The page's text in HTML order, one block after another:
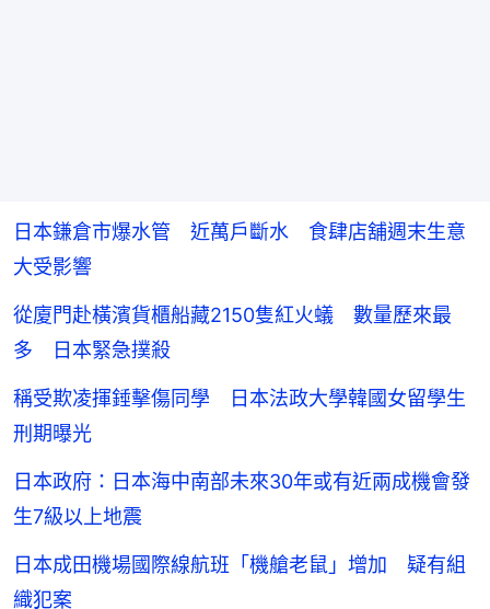
日本鎌倉市爆水管 近萬戶斷水 食肆店舖週末生意
大受影響
從廈門赴橫濱貨櫃船藏2150隻紅火蟻 數量歷來最
多 日本緊急撲殺
稱受欺凌揮錘擊傷同學 日本法政大學韓國女留學生
刑期曝光
日本政府：日本海中南部未來30年或有近兩成機會發
生7級以上地震
日本成田機場國際線航班「機艙老鼠」增加 疑有組
織犯案